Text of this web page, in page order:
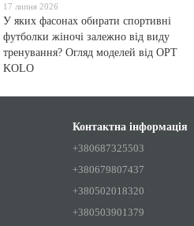
17 липня 2026
У яких фасонах обирати спортивні
футболки жіночі залежно від виду
тренування? Огляд моделей від OPT
KOLO
Контактна інформація
+380687325503
+380679807437
+380502018320
+380503901379